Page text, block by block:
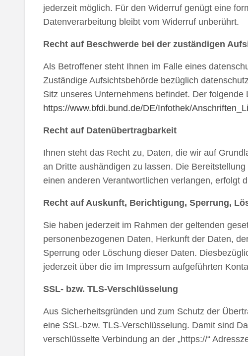
jederzeit möglich. Für den Widerruf genügt eine
Datenverarbeitung bleibt vom Widerruf unberührt.
Recht auf Beschwerde bei der zuständigen
Als Betroffener steht Ihnen im Falle eines
Zuständige Aufsichtsbehörde bezüglich
Sitz unseres Unternehmens befindet. Der
https://www.bfdi.bund.de/DE/Infothek/
Recht auf Datenübertragbarkeit
Ihnen steht das Recht zu, Daten, die wir auf
an Dritte aushändigen zu lassen. Die
einen anderen Verantwortlichen verlangen, erfolgt
Recht auf Auskunft, Berichtigung, Sperrung,
Sie haben jederzeit im Rahmen der geltenden
personenbezogenen Daten, Herkunft der Daten,
Sperrung oder Löschung dieser Daten.
jederzeit über die im Impressum aufgeführten
SSL- bzw. TLS-Verschlüsselung
Aus Sicherheitsgründen und zum Schutz der
eine SSL-bzw. TLS-Verschlüsselung. Damit sind
verschlüsselte Verbindung an der „https://“